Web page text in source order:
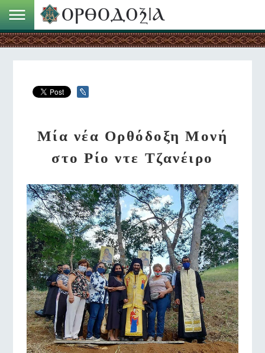
Μία νέα Ορθόδοξη Μονή
στο Ρίο ντε Τζανέιρο